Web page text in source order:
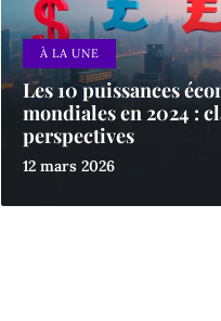
À LA UNE
Les 10 puissances
mondiales en 2024 :
perspectives
12 mars 2026